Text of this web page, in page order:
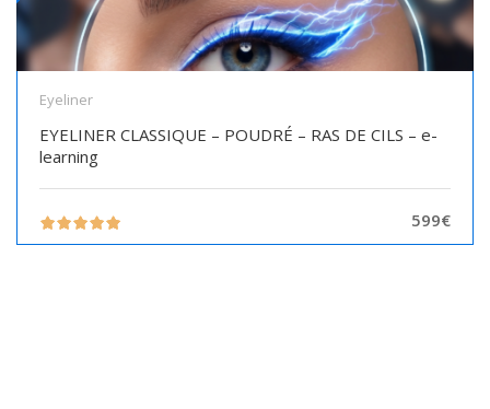
Eyeliner
EYELINER CLASSIQUE – POUDRÉ – RAS DE CILS – e-
learning
599€